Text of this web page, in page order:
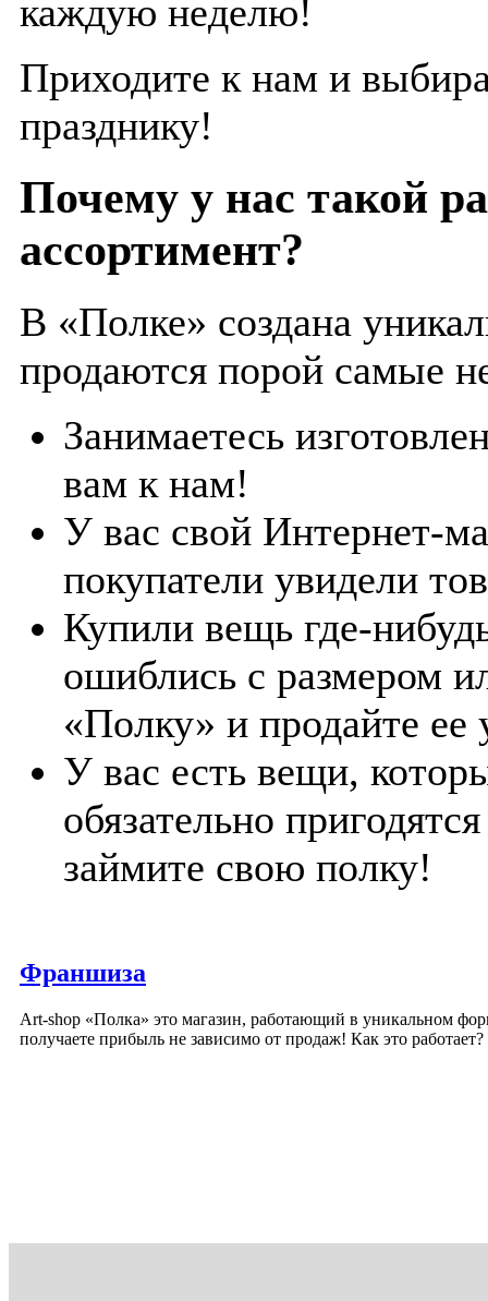
каждую неделю!
Приходите к нам и
празднику!
Почему у нас такой
ассортимент?
В «Полке» создана
продаются порой самые
Занимаетесь
вам к нам!
У вас свой Интернет-
покупатели увидели
Купили вещь где-
ошиблись с размером
«Полку» и продайте ее
У вас есть вещи,
обязательно
займите свою полку!
Франшиза
Art-shop «Полка» это магазин, работающий в уникальном
получаете прибыль не зависимо от продаж! Как это работает?